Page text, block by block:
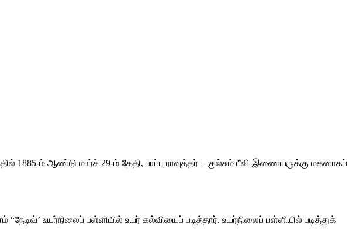
ம் ஆண்டு மார்ச் 29-ம் தேதி, பாப்பு ராவுத்தர் – குல்சும் பீவி இணையருக்கு மகனாகப்
உயர்நிலைப் பள்ளியில் உயர் கல்வியைப் படித்தார். உயர்நிலைப் பள்ளியில் படித்துக்